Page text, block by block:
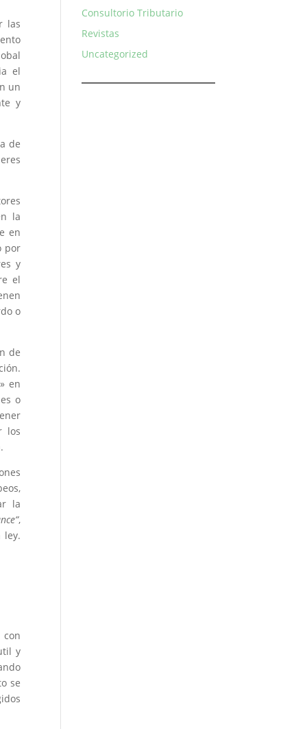
las
el
un
y
de
la
en
por
y
el
o
de
en
o
los
la
,
ley.
con
y
se
Consultorio Tributario
Revistas
Uncategorized